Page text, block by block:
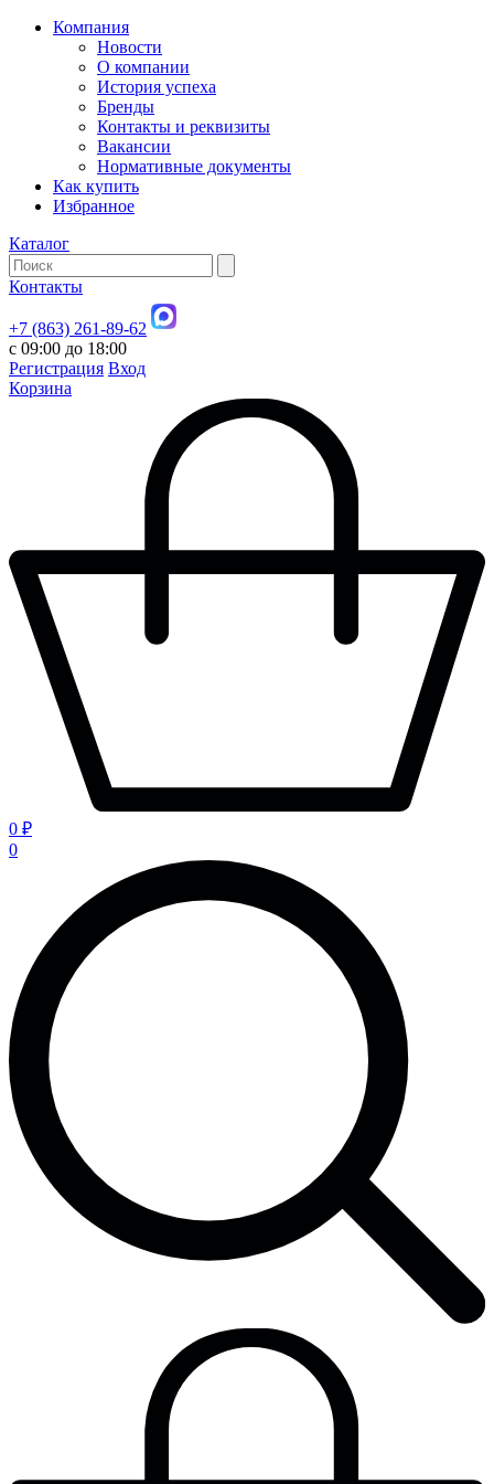
Компания
Новости
О компании
История успеха
Бренды
Контакты и реквизиты
Вакансии
Нормативные документы
Как купить
Избранное
Каталог
Контакты
+7 (863) 261-89-62
с 09:00 до 18:00
Регистрация Вход
Корзина
0 ₽
0